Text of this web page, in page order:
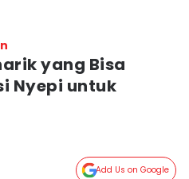
yang Bisa
Nyepi untuk
Add Us on Google